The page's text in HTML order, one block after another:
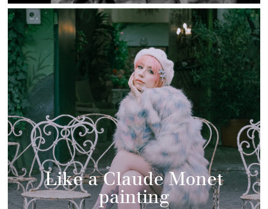
Like a Claude Monet
painting